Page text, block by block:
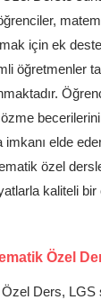
için ek
öğretmenler
imkanı elde
özel
kaliteli
Özel
Ders, LGS